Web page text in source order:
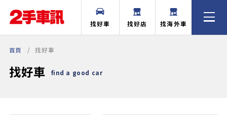
找好車 找好店 找海外車
首頁 找好車
找好車 find a good car